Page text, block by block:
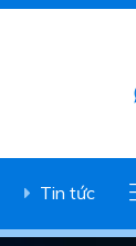
Tin tức